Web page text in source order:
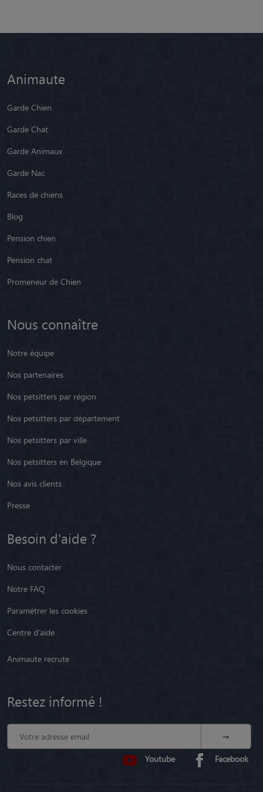
Animaute
Garde Chien
Garde Chat
Garde Animaux
Garde Nac
Races de chiens
Blog
Pension chien
Pension chat
Promeneur de Chien
Nous connaître
Notre équipe
Nos partenaires
Nos petsitters par région
Nos petsitters par département
Nos petsitters par ville
Nos petsitters en Belgique
Nos avis clients
Presse
Besoin d'aide ?
Nous contacter
Notre FAQ
Paramétrer les cookies
Centre d'aide
Animaute recrute
Restez informé !
Youtube Facebook